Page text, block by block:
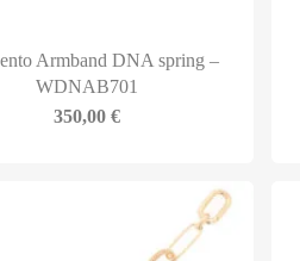
Armband DNA spring –
WDNAB701
350,00€